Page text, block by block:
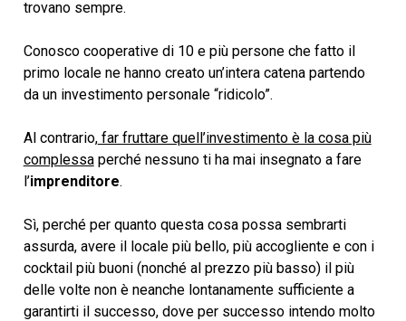
trovano sempre.
Conosco cooperative di 10 e più persone che fatto il
primo locale ne hanno creato un’intera catena partendo
da un investimento personale “ridicolo”.
Al contrario,far fruttare quell’investimento è la cosa più
complessaperché nessuno ti ha mai insegnato a fare
l’imprenditore.
Sì, perché per quanto questa cosa possa sembrarti
assurda, avere il locale più bello, più accogliente e con i
cocktail più buoni (nonché al prezzo più basso) il più
delle volte non è neanche lontanamente sufficiente a
garantirti il successo, dove per successo intendo molto